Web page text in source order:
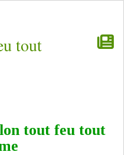
tout
tout feu tout